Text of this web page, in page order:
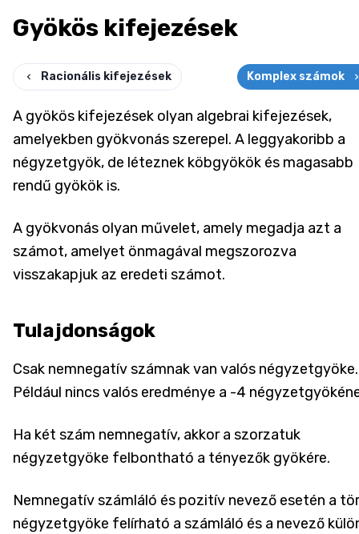
Gyökös kifejezések
Racionális kifejezések Komplex számok
A gyökös kifejezések olyan algebrai kifejezések,
amelyekben gyökvonás szerepel. A leggyakoribb a
négyzetgyök, de léteznek köbgyökök és magasabb
rendű gyökök is.
A gyökvonás olyan művelet, amely megadja azt a
számot, amelyet önmagával megszorozva
visszakapjuk az eredeti számot.
Tulajdonságok
Csak nemnegatív számnak van valós négyzetgyöke.
Például nincs valós eredménye a -4
Ha két szám nemnegatív, akkor a szorzatuk
négyzetgyöke felbontható a tényezők gyökére.
Nemnegatív számláló és pozitív nevező esetén a
négyzetgyöke felírható a számláló és a nevező